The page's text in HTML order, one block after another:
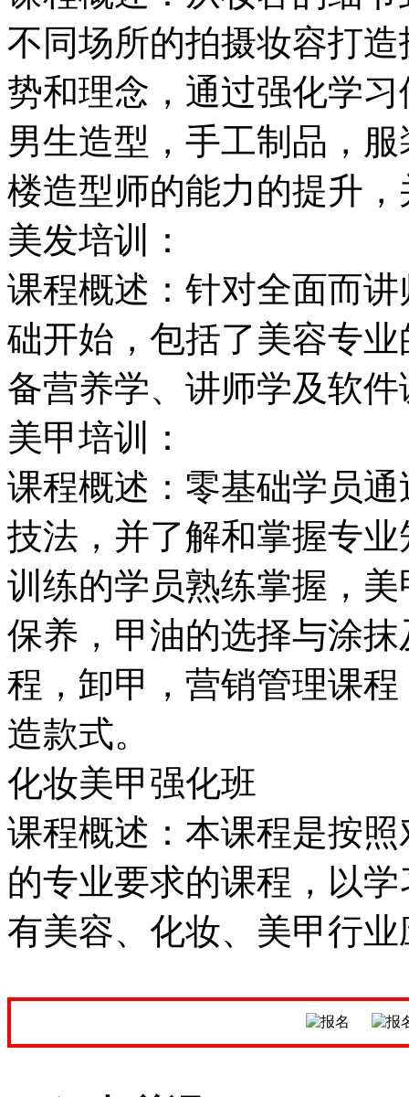
不同场所的拍摄妆容打
势和理念，通过强化学
男生造型，手工制品，
楼造型师的能力的提升
美发培训：
课程概述：针对全面而
础开始，包括了美容专
备营养学、讲师学及软
美甲培训：
课程概述：零基础学员
技法，并了解和掌握专
训练的学员熟练掌握，
保养，甲油的选择与涂
程，卸甲，营销管理课
造款式。
化妆美甲强化班
课程概述：本课程是按
的专业要求的课程，以
有美容、化妆、美甲行